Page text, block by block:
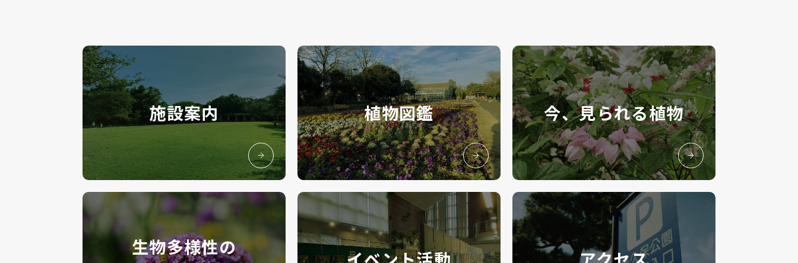
施設案内 植物図鑑 今、見られる植物
生物多様性の